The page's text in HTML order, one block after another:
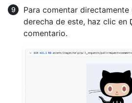
Para comentar directamente
derecha de este, haz clic en
comentario.